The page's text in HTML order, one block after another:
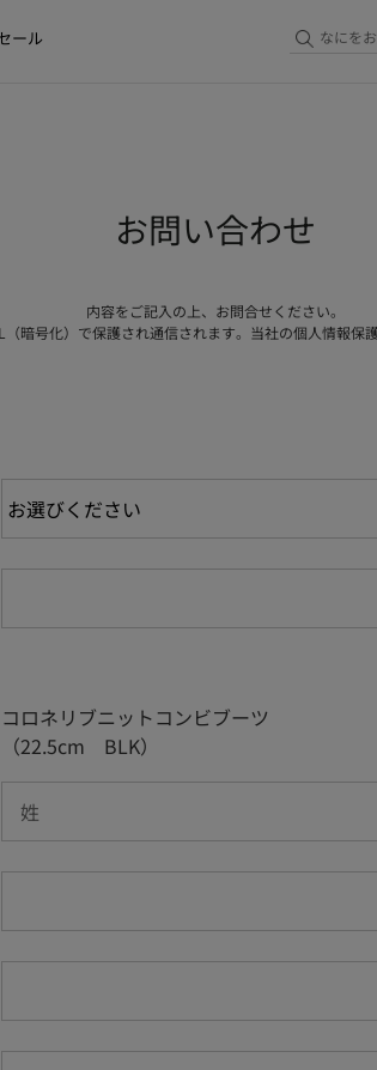
ール
お問い合わせ
内容をご記入の上、お問合せください。
（暗号化）で保護され通信されます。当社の個人情報保
コロネリブニットコンビブーツ
（22.5cm BLK）